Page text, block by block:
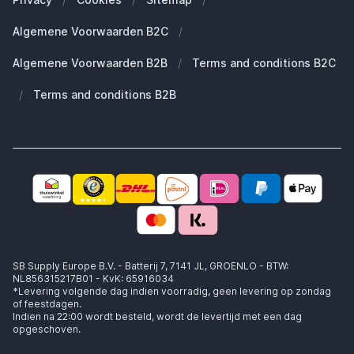
Groot en uniek assortiment
400.000+ klanten geleverd
Welke MagSafe heb ik nodig?
Werken bij SB Supply
Working at SB Supply
Algemene Voorwaarden B2C /
Algemene Voorwaarden B2B / Terms and conditions B2C
/ Terms and conditions B2B
SB Supply Europe B.V. - Batterij 7, 7141 JL, GROENLO - BTW:
NL856315217B01 - KvK: 65916034
*Levering volgende dag indien voorradig, geen levering op zondag
of feestdagen.
Indien na 22:00 wordt besteld, wordt de levertijd met een dag
opgeschoven.